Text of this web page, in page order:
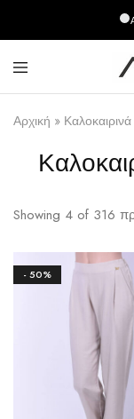
Angels
Greek
–
Αρχική »
Showing 4 of 316
- 50%